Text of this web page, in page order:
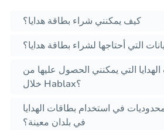
كيف يمكنني شراء بطاقة هدايا؟
التي أحتاجها لشراء بطاقة هدايا؟
التي يمكنني الحصول عليها من
خلال Hablax؟
في استخدام بطاقات الهدايا
في بلدان معينة؟